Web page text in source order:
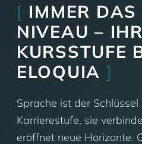
[ IMMER DAS
NIVEAU –
KURSSTUFE
ELOQUIA ]
Sprache ist der
Karrierestufe, sie
eröffnet neue Horizonte.